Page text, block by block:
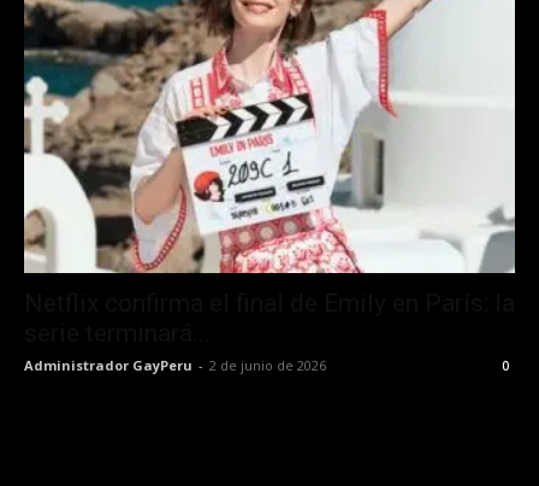
Administrador GayPeru - 2 de junio de 2026 0